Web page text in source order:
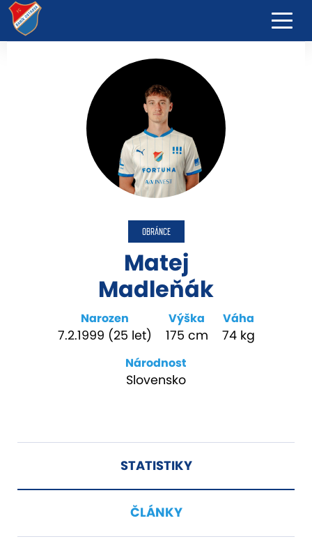
OBRÁNCE
Matej
Madleňák
Narozen
7.2.1999 (25 let)
Výška
175 cm
Váha
74 kg
Národnost
Slovensko
STATISTIKY
ČLÁNKY